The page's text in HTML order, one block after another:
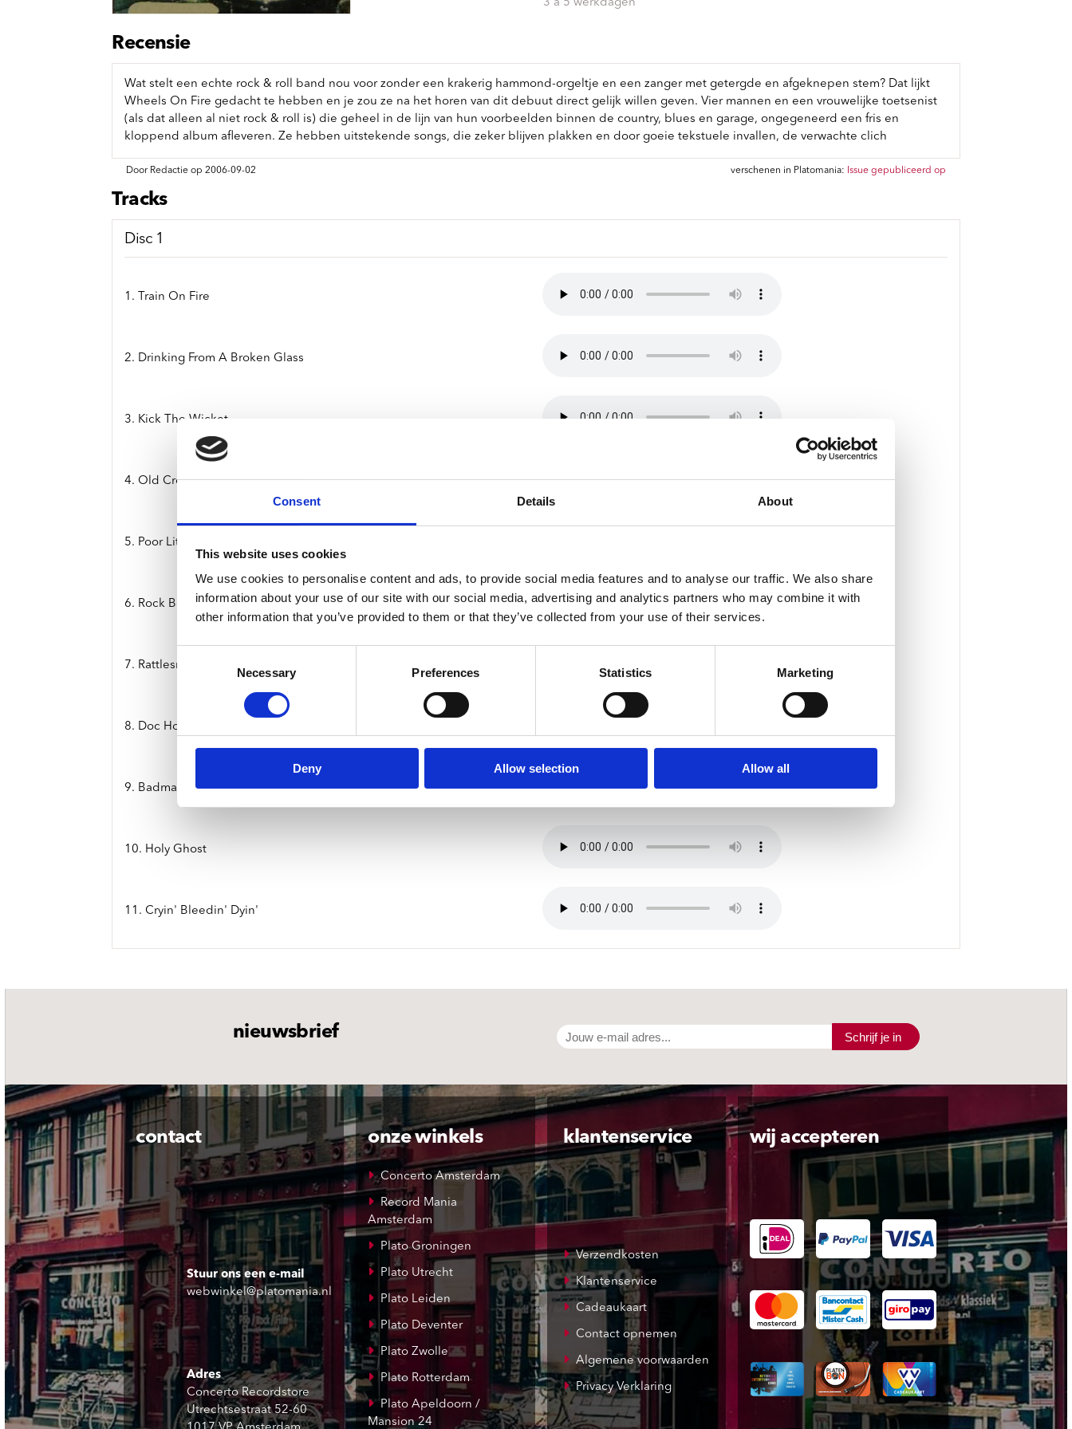
Consent Details About
This website uses cookies
We use cookies to personalise content and ads, to provide social media features and to analyse our traffic. We also share
information about your use of our site with our social media, advertising and analytics partners who may combine it with
other information that you’ve provided to them or that they’ve collected from your use of their services.
Necessary Preferences Statistics Marketing
Deny Allow selection Allow all
Classics
7 Inch singles
Plato 50 jaar Sale
Bierviltjes
3 a 5 werkdagen
Recensie
Wat stelt een echte rock & roll band nou voor zonder een krakerig hammond-orgeltje en een zanger met getergde en afgeknepen stem? Dat lijkt
Wheels On Fire gedacht te hebben en je zou ze na het horen van dit debuut direct gelijk willen geven. Vier mannen en een vrouwelijke toetsenist
(als dat alleen al niet rock & roll is) die geheel in de lijn van hun voorbeelden binnen de country, blues en garage, ongegeneerd een fris en
kloppend album afleveren. Ze hebben uitstekende songs, die zeker blijven plakken en door goeie tekstuele invallen, de verwachte clich
Door Redactie op 2006-09-02 verschenen in Platomania: Issue gepubliceerd op
Tracks
Disc 1
1. Train On Fire
2. Drinking From A Broken Glass
3. Kick The Wicket
4. Old Crow
5. Poor Little Rich Girl
6. Rock Bottom
7. Rattlesnake Fighter
8. Doc Holiday
9. Badman's Blues
10. Holy Ghost
11. Cryin' Bleedin' Dyin'
nieuwsbrief Schrijf je in
contact
Stuur ons een e-mail
webwinkel@platomania.nl
Adres
Concerto Recordstore
Utrechtsestraat 52-60
onze winkels
Concerto Amsterdam
Record Mania
Amsterdam
Plato Groningen
Plato Utrecht
Plato Leiden
Plato Deventer
Plato Zwolle
Plato Rotterdam
Plato Apeldoorn /
Mansion 24
klantenservice
Verzendkosten
Klantenservice
Cadeaukaart
Contact opnemen
Algemene voorwaarden
Privacy Verklaring
wij accepteren